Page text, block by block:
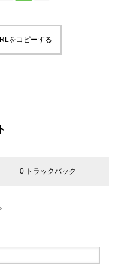
をコピーする
0 トラックバック